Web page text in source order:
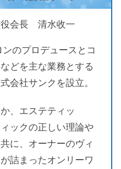
清水收一
のプロデュースとコ
どを主な業務とする
会社サンクを設立。
、エステティッ
ックの正しい理論や
に、オーナーのヴィ
詰まったオンリーワ